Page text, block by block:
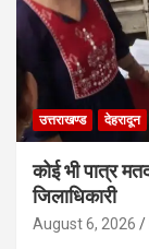
उत्तराखण्ड देहरादून
कोई भी पात्र
जिलाधिकारी
August 6, 2026